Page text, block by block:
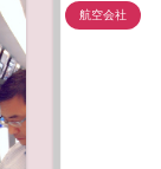
航空会社